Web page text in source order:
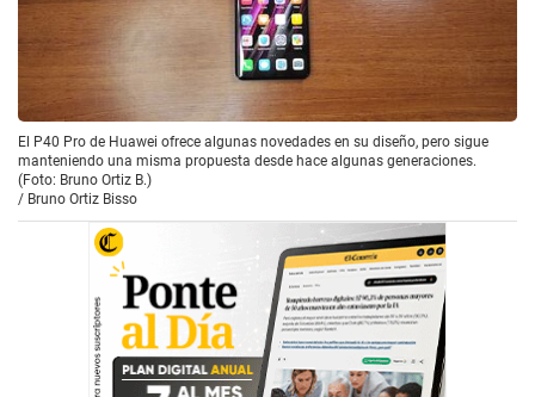
El P40 Pro de Huawei ofrece algunas novedades en su diseño, pero sigue
manteniendo una misma propuesta desde hace algunas generaciones.
(Foto: Bruno Ortiz B.)
/ Bruno Ortiz Bisso